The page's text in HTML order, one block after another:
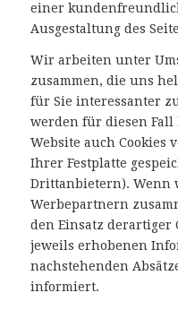
einer
Ausgestaltung des
Wir arbeiten unter
zusammen, die uns
für Sie interessanter
werden für diesen Fall
Website auch Cookies
Ihrer Festplatte
Drittanbietern). Wenn
Werbepartnern
den Einsatz derartiger
jeweils erhobenen
nachstehenden
informiert.